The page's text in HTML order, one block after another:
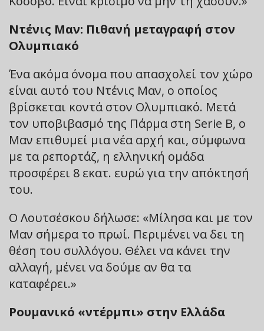
Ντένις Μαν: Πιθανή μεταγραφή στον
Ολυμπιακό
Ένα ακόμα όνομα που απασχολεί τον χώρο
είναι αυτό του Ντένις Μαν, ο οποίος
βρίσκεται κοντά στον Ολυμπιακό. Μετά
τον υποβιβασμό της Πάρμα στη Serie B, ο
Μαν επιθυμεί μια νέα αρχή και, σύμφωνα
με τα ρεπορτάζ, η ελληνική ομάδα
προσφέρει 8 εκατ. ευρώ για την απόκτησή
του.
Ο Λουτσέσκου δήλωσε: «Μίλησα και με τον
Μαν σήμερα το πρωί. Περιμένει να δει τη
θέση του συλλόγου. Θέλει να κάνει την
αλλαγή, μένει να δούμε αν θα τα
καταφέρει.»
Ρουμανικό «ντέρμπι» στην Ελλάδα